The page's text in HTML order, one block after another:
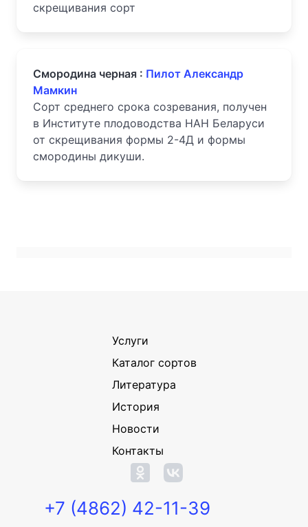
скрещивания сорт
Смородина черная : Пилот Александр
Мамкин
Сорт среднего срока созревания, получен
в Институте плодоводства НАН Беларуси
от скрещивания формы 2-4Д и формы
смородины дикуши.
Услуги
Каталог сортов
Литература
История
Новости
Контакты
+7 (4862) 42-11-39